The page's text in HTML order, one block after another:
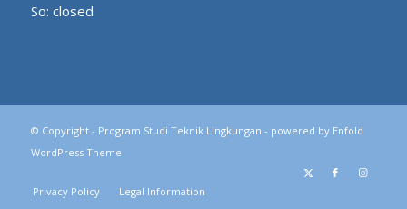
So: closed
© Copyright - Program Studi Teknik Lingkungan - powered by Enfold
WordPress Theme
Privacy Policy Legal Information